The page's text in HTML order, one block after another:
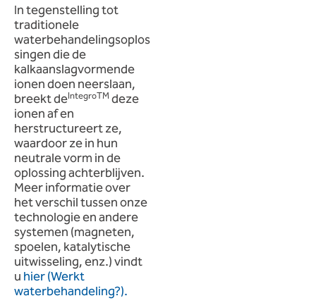
In tegenstelling tot
traditionele
waterbehandelingsoplos
singen die de
kalkaanslagvormende
ionen doen neerslaan,
breekt deIntegroTMdeze
ionen af en
herstructureert ze,
waardoor ze in hun
neutrale vorm in de
oplossing achterblijven.
Meer informatie over
het verschil tussen onze
technologie en andere
systemen (magneten,
spoelen, katalytische
uitwisseling, enz.) vindt
uhier (Werkt
waterbehandeling?).